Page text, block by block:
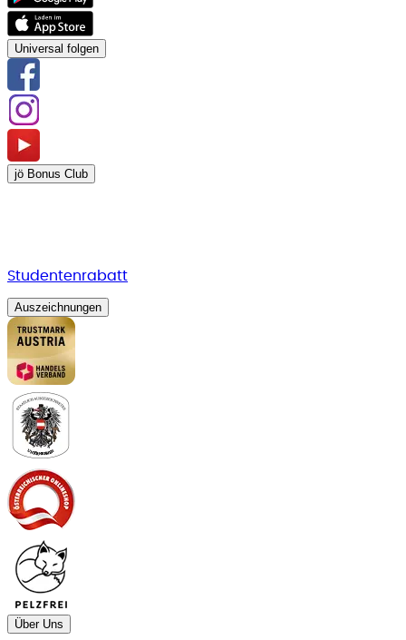
Universal folgen
jö Bonus Club
Studentenrabatt
Auszeichnungen
Über Uns